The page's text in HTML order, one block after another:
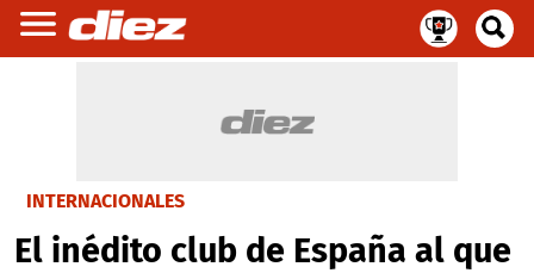
INTERNACIONALES
El inédito club de España al que